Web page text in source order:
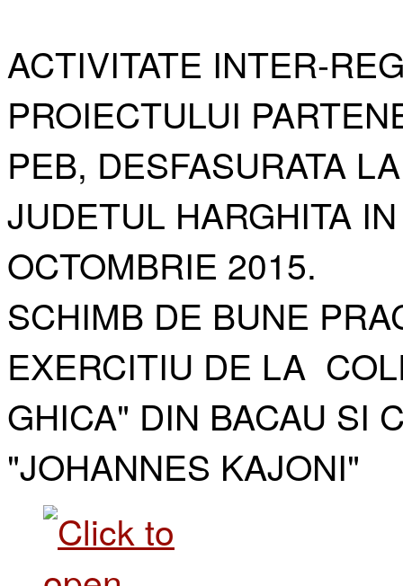
ACTIVITATE INTER-
PROIECTULUI
PEB, DESFASURATA
JUDETUL HARGHITA
OCTOMBRIE 2015.
SCHIMB DE BUNE
EXERCITIU DE LA
GHICA" DIN BACAU SI
"JOHANNES KAJONI"​